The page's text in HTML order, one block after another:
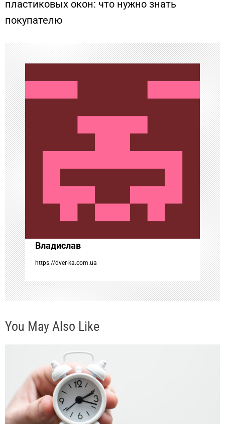
г
а
ц
и
я
п
о
з
а
п
и
с
пластиковых окон: что нужно знать
покупателю
Владислав
https://dver-ka.com.ua
You May Also Like